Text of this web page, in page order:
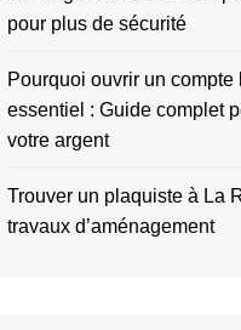
pour plus de sécurité
Pourquoi ouvrir un compte
essentiel : Guide complet
votre argent
Trouver un plaquiste à La
travaux d’aménagement